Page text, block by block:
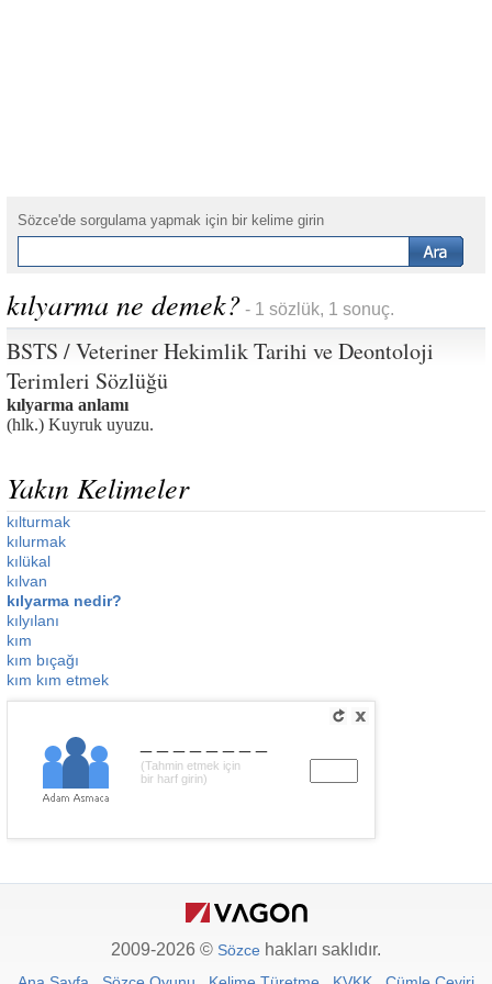
Sözce'de sorgulama yapmak için bir kelime girin
kılyarma ne demek? - 1 sözlük, 1 sonuç.
BSTS / Veteriner Hekimlik Tarihi ve Deontoloji
Terimleri Sözlüğü
kılyarma anlamı
(hlk.) Kuyruk uyuzu.
Yakın Kelimeler
kılturmak
kılurmak
kılükal
kılvan
kılyarma nedir?
kılyılanı
kım
kım bıçağı
kım kım etmek
(Tahmin etmek için
bir harf girin)
2009-2026 © Sözce hakları saklıdır.